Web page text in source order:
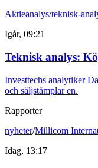
Aktieanalys/teknisk-
Igår, 09:21
Teknisk analys:
Investtechs analytiker
och säljstämplar en.
Rapporter
nyheter/Millicom
Idag, 13:17